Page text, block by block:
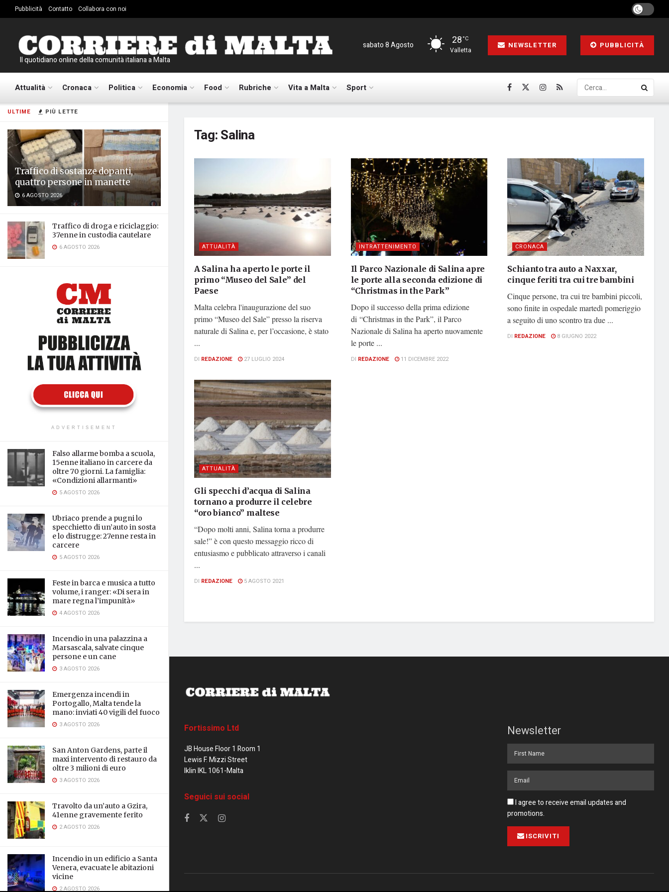
ULTIME PIÙ LETTE
Traffico di sostanze dopanti,
quattro persone in manette
6 AGOSTO 2026
Traffico di droga e riciclaggio:
37enne in custodia cautelare
6 AGOSTO 2026
ADVERTISEMENT
Falso allarme bomba a scuola,
15enne italiano in carcere da
oltre 70 giorni. La famiglia:
«Condizioni allarmanti»
5 AGOSTO 2026
Ubriaco prende a pugni lo
specchietto di un’auto in sosta
e lo distrugge: 27enne resta in
carcere
5 AGOSTO 2026
Feste in barca e musica a tutto
volume, i ranger: «Di sera in
mare regna l’impunità»
4 AGOSTO 2026
Incendio in una palazzina a
Marsascala, salvate cinque
persone e un cane
3 AGOSTO 2026
Emergenza incendi in
Portogallo, Malta tende la
mano: inviati 40 vigili del fuoco
3 AGOSTO 2026
San Anton Gardens, parte il
maxi intervento di restauro da
oltre 3 milioni di euro
3 AGOSTO 2026
Travolto da un’auto a Gzira,
41enne gravemente ferito
2 AGOSTO 2026
Incendio in un edificio a Santa
Venera, evacuate le abitazioni
vicine
2 AGOSTO 2026
Pubblicità Contatto Collabora con noi
Il quotidiano online della comunità italiana a Malta
sabato 8 Agosto 28°C
Valletta
NEWSLETTER PUBBLICITÀ
Attualità Cronaca Politica Economia Food Rubriche Vita a Malta Sport
Tag:Salina
ATTUALITÀ
A Salina ha aperto le porte il
primo “Museo del Sale” del
Paese
Malta celebra l'inaugurazione del suo
primo “Museo del Sale” presso la riserva
naturale di Salina e, per l’occasione, è stato
...
DI REDAZIONE 27 LUGLIO 2024
INTRATTENIMENTO
Il Parco Nazionale di Salina apre
le porte alla seconda edizione di
“Christmas in the Park”
Dopo il successo della prima edizione
di “Christmas in the Park”, il Parco
Nazionale di Salina ha aperto nuovamente
le porte ...
DI REDAZIONE 11 DICEMBRE 2022
CRONACA
Schianto tra auto a Naxxar,
cinque feriti tra cui tre bambini
Cinque persone, tra cui tre bambini piccoli,
sono finite in ospedale martedì pomeriggio
a seguito di uno scontro tra due ...
DI REDAZIONE 8 GIUGNO 2022
ATTUALITÀ
Gli specchi d’acqua di Salina
tornano a produrre il celebre
“oro bianco” maltese
“Dopo molti anni, Salina torna a produrre
sale!” è con questo messaggio ricco di
entusiasmo e pubblicato attraverso i canali
...
DI REDAZIONE 5 AGOSTO 2021
Fortissimo Ltd
JB House Floor 1 Room 1
Lewis F. Mizzi Street
Iklin IKL 1061-Malta
Seguici sui social
Newsletter
I agree to receive email updates and
promotions.
ISCRIVITI